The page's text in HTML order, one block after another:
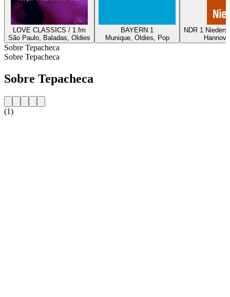
LOVE CLASSICS / 1.fm
São Paulo, Baladas, Oldies
BAYERN 1
Munique, Oldies, Pop
NDR 1
Sobre Tepacheca
Sobre Tepacheca
Sobre Tepacheca
(1)